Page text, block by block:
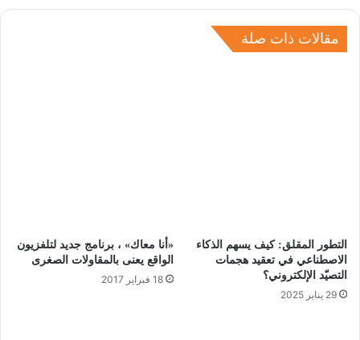
مقالات ذات صلة
التطور المقلق: كيف يسهم الذكاء
الاصطناعي في تعقيد هجمات
التصيّد الإلكتروني؟
29 يناير 2025
«أنا معاك» ، برنامج جديد لتلفزيون
الواقع يعنى بالمقاولات الصغرى
18 فبراير 2017